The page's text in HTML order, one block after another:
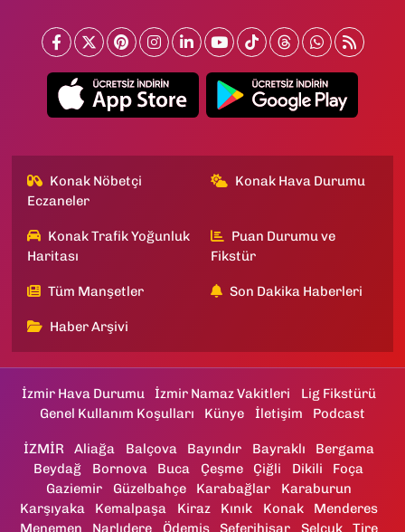
Konak Nöbetçi
Eczaneler
Konak Hava Durumu
Konak Trafik Yoğunluk
Haritası
Puan Durumu ve
Fikstür
Tüm Manşetler Son Dakika Haberleri
Haber Arşivi
İzmir Hava Durumu İzmir Namaz Vakitleri
Lig Fikstürü
Genel Kullanım Koşulları
Künye İletişim Podcast
İZMİR Aliağa Balçova Bayındır Bayraklı
Bergama
Beydağ
Bornova Buca Çeşme Çiğli Dikili
Foça
Gaziemir
Güzelbahçe Karabağlar
Karaburun
Karşıyaka
Kemalpaşa Kiraz Kınık Konak
Menderes